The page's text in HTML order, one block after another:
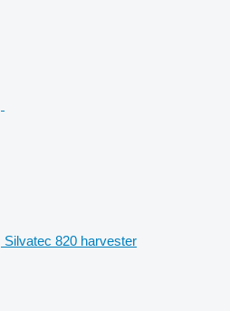
Silvatec 820 harvester